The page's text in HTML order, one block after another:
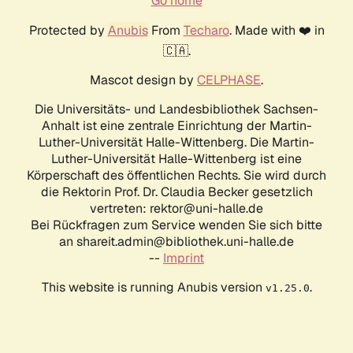
Protected by AnubisFrom Techaro. Made with ❤️ in
🇨🇦.
Mascot design by CELPHASE.
Die Universitäts- und Landesbibliothek Sachsen-
Anhalt ist eine zentrale Einrichtung der Martin-
Luther-Universität Halle-Wittenberg. Die Martin-
Luther-Universität Halle-Wittenberg ist eine
Körperschaft des öffentlichen Rechts. Sie wird durch
die Rektorin Prof. Dr. Claudia Becker gesetzlich
vertreten: rektor@uni-halle.de
Bei Rückfragen zum Service wenden Sie sich bitte
an shareit.admin@bibliothek.uni-halle.de
-- Imprint
This website is running Anubis version v1.25.0.